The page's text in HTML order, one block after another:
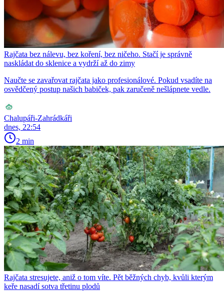
Rajčata bez nálevu, bez koření, bez ničeho. Stačí je správně
naskládat do sklenice a vydrží až do zimy
Naučte se zavařovat rajčata jako profesionálové. Pokud vsadíte na
osvědčený postup našich babiček, pak zaručeně nešlápnete vedle.
Chalupáři-Zahrádkáři
dnes, 22:54
2 min
Rajčata stresujete, aniž o tom víte. Pět běžných chyb, kvůli kterým
keře nasadí sotva třetinu plodů